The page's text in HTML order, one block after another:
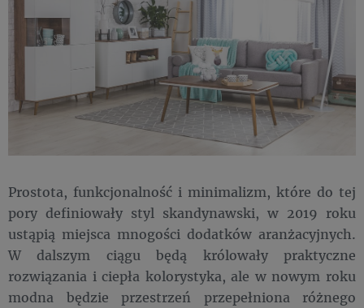
Prostota, funkcjonalność i minimalizm, które do tej
pory definiowały styl skandynawski, w 2019 roku
ustąpią miejsca mnogości dodatków aranżacyjnych.
W dalszym ciągu będą królowały praktyczne
rozwiązania i ciepła kolorystyka, ale w nowym roku
modna będzie przestrzeń przepełniona różnego